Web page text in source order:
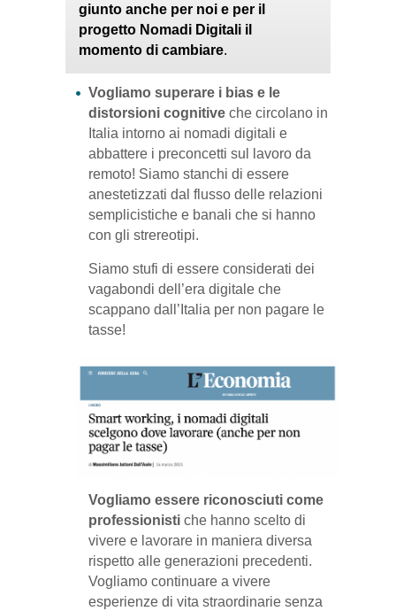
giunto anche per noi e per il
progetto Nomadi Digitali il
momento di cambiare.
Vogliamo superare i bias e le
distorsioni cognitive che circolano in
Italia intorno ai nomadi digitali e
abbattere i preconcetti sul lavoro da
remoto! Siamo stanchi di essere
anestetizzati dal flusso delle relazioni
semplicistiche e banali che si hanno
con gli strereotipi.
Siamo stufi di essere considerati dei
vagabondi dell’era digitale che
scappano dall’Italia per non pagare le
tasse!
Vogliamo essere riconosciuti come
professionisti che hanno scelto di
vivere e lavorare in maniera diversa
rispetto alle generazioni precedenti.
Vogliamo continuare a vivere
esperienze di vita straordinarie senza